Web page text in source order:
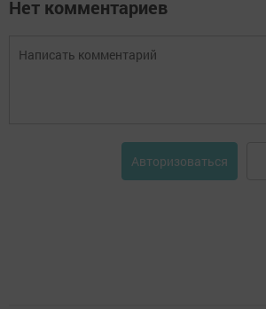
Нет комментариев
Авторизоваться